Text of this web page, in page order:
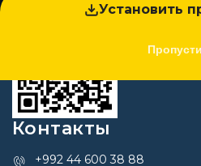
Установить
Контакты
+992 44 600 38 88